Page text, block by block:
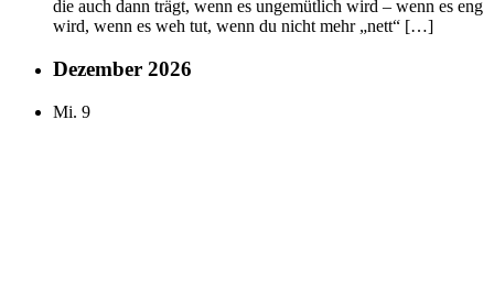
die auch dann trägt, wenn es ungemütlich wird – wenn es eng
wird, wenn es weh tut, wenn du nicht mehr „nett“ […]
Dezember 2026
Mi. 9